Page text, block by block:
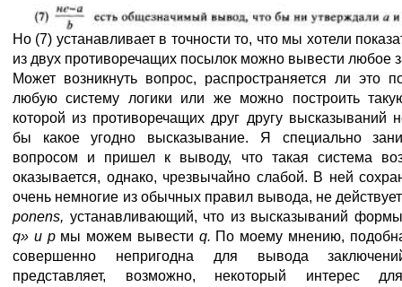
Но (7) устанавливает в точности то, что мы хотели
из двух противоречащих посылок можно вывести любое
Может возникнуть вопрос, распространяется ли это
любую систему логики или же можно построить
которой из противоречащих друг другу высказываний
бы какое угодно высказывание. Я специально
вопросом и пришел к выводу, что такая система
оказывается, однако, чрезвычайно слабой. В ней
очень немногие из обычных правил вывода, не
ponens, устанавливающий, что из высказываний
q» и р мы можем вывести q. По моему мнению,
совершенно непригодна для вывода
представляет, возможно, некоторый интерес